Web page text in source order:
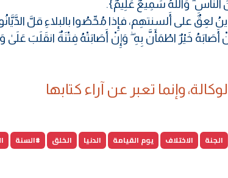
النَّاسِ ۗ وَاللَّهُ سَمِيعٌ عَلِيمٌ}.
لعِقٌ على أَلسنتهِم، فإِذا مُحِّصُوا بالبلاءِ قلَّ
خَيْرٌ اطْمَأَنَّ بِهِ ۖ وَإِنْ أَصَابَتْهُ فِتْنَةٌ انقَلَبَ عَلَىٰ
وإنما تعبر عن آراء كتابها
الجنة الاختلاف يوم القيامة الدنيا الخلق #السنة